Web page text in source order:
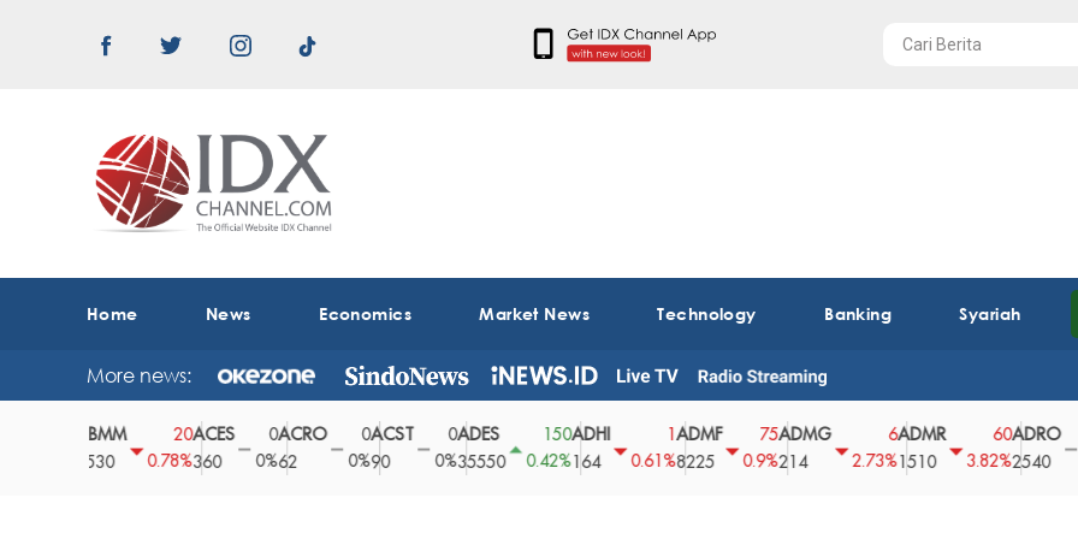
Home News Economics Market News Technology Banking Syariah
More news:
0.78%
ACES
360
0
0%
ACRO
62
0
ACST
90
0
ADES
35550
0.42%
ADHI
164
0.61%
ADMF
8225
75
0.9%
ADMG
214
2.73%
ADMR
1510
3.82%
ADRO
2540
0
0%